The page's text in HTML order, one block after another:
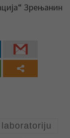
Зрењанин